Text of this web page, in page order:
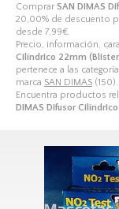
Comprar SAN DIMAS
20,00% de descuento
desde 7,99€
Precio, información,
Cilíndrico 22mm (Blister
pertenece a las
marca SAN DIMAS (150).
Encuentra productos
DIMAS Difusor